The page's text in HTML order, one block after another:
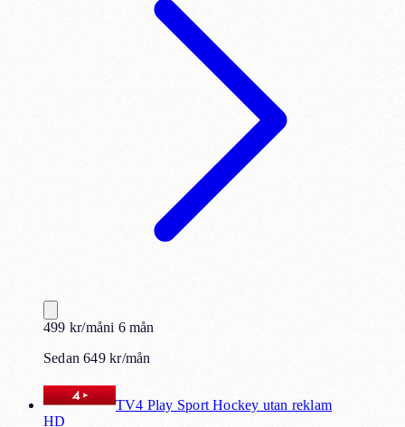
499 kr/måni 6 mån
Sedan 649 kr/mån
TV4 Play Sport Hockey utan reklam
HD